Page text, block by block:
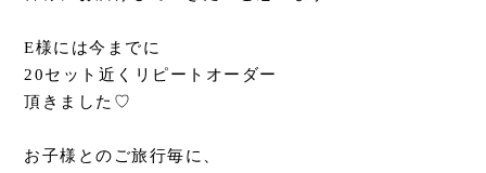
E様には今までに
20セット近くリピートオーダー
頂きました♡
お子様とのご旅行毎に、